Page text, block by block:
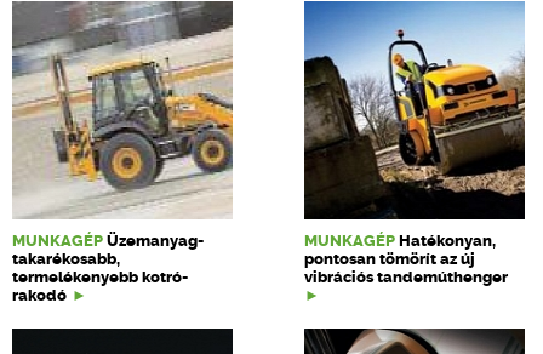
MUNKAGÉP Üzemanyag-
takarékosabb,
termelékenyebb kotró-
rakodó
MUNKAGÉP Hatékonyan,
pontosan tömörít az új
vibrációs tandemúthenger